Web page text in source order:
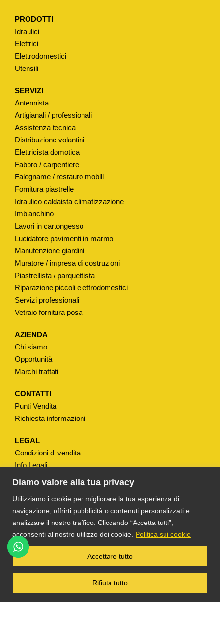
Diamo valore alla tua privacy
Utilizziamo i cookie per migliorare la tua esperienza di
navigazione, offrirti pubblicità o contenuti personalizzati e
analizzare il nostro traffico. Cliccando “Accetta tutti”,
acconsenti al nostro utilizzo dei cookie.
Politica sui cookie
Rifiuta tutto
Accettare tutto
PRODOTTI
Idraulici
Elettrici
Elettrodomestici
Utensili
SERVIZI
Antennista
Artigianali / professionali
Assistenza tecnica
Distribuzione volantini
Elettricista domotica
Fabbro / carpentiere
Falegname / restauro mobili
Fornitura piastrelle
Idraulico caldaista climatizzazione
Imbianchino
Lavori in cartongesso
Lucidatore pavimenti in marmo
Manutenzione giardini
Muratore / impresa di costruzioni
Piastrellista / parquettista
Riparazione piccoli elettrodomestici
Servizi professionali
Vetraio fornitura posa
AZIENDA
Chi siamo
Opportunità
Marchi trattati
CONTATTI
Punti Vendita
Richiesta informazioni
LEGAL
Condizioni di vendita
Info Legali
Note Legali
TS DACOM
S.R.L. UNIPERSONALE P. IVA
03055900231 © COPYRIGHT 2025 TUTTI I